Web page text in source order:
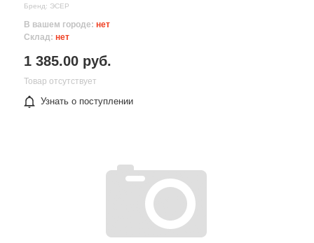
Бренд: ЭСЕР
В вашем городе: нет
Склад: нет
1 385.00 руб.
Товар отсутствует
Узнать о поступлении